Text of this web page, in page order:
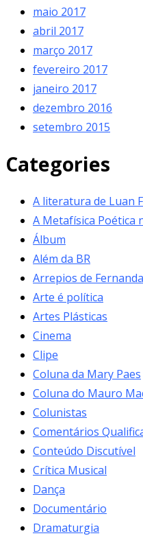
maio 2017
abril 2017
março 2017
fevereiro 2017
janeiro 2017
dezembro 2016
setembro 2015
Categories
A literatura de Luan
A Metafísica Poética
Álbum
Além da BR
Arrepios de
Arte é política
Artes Plásticas
Cinema
Clipe
Coluna da Mary Paes
Coluna do Mauro
Colunistas
Comentários
Conteúdo Discutível
Crítica Musical
Dança
Documentário
Dramaturgia